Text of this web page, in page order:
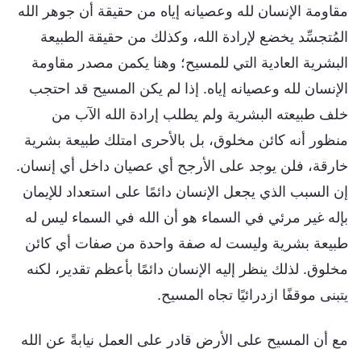
مقاومة الإنسان لله وعصيانه إياه من حقيقة أن جوهر الله
المُتجسِّد يخضع لإرادة الله، وكذلك من حقيقة الطبيعة
البشرية العادية التي للمسيح؛ وهنا يكمن مصدر مقاومة
الإنسان لله وعصيانه إياه. إذا لم يكن المسيح قد احتجب
خلف طبيعته البشرية ولم يطلب إرادة الله الآب من
منظور أنه كائن مخلوق، بل بالأحرى امتلك طبيعة بشرية
خارقة، فلن يوجد على الأرجح أي عصيان داخل أي إنسان.
إن السبب الذي يجعل الإنسان دائمًا على استعداد للإيمان
بإله غير مرئي في السماء هو أن الله في السماء ليس له
طبيعة بشرية وليست له صفة واحدة من صفات أي كائن
مخلوق. لذلك ينظر إليه الإنسان دائمًا بأعظم تقدير، لكنه
يتبنى موقفًا ازدرائيًا تجاه المسيح.
مع أن المسيح على الأرض قادر على العمل نيابةً عن الله